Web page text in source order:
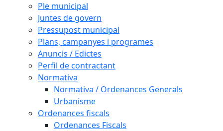
Ple municipal
Juntes de govern
Pressupost municipal
Plans, campanyes i programes
Anuncis / Edictes
Perfil de contractant
Normativa
Normativa / Ordenances Generals
Urbanisme
Ordenances fiscals
Ordenances Fiscals